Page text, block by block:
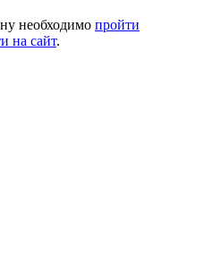
необходимо пройти
на сайт.